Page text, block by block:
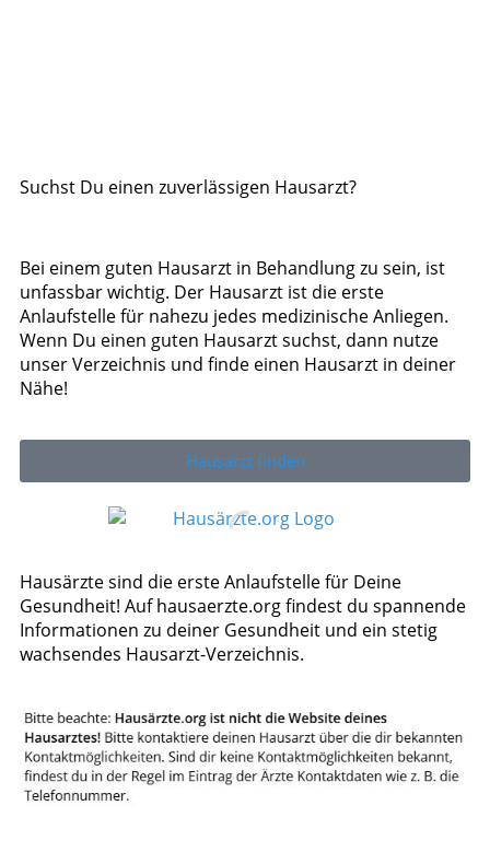
Suchst Du einen zuverlässigen Hausarzt?
Bei einem guten Hausarzt in Behandlung zu sein, ist
unfassbar wichtig. Der Hausarzt ist die erste
Anlaufstelle für nahezu jedes medizinische Anliegen.
Wenn Du einen guten Hausarzt suchst, dann nutze
unser Verzeichnis und finde einen Hausarzt in deiner
Nähe!
Hausarzt finden
Hausärzte sind die erste Anlaufstelle für Deine
Gesundheit! Auf hausaerzte.org findest du spannende
Informationen zu deiner Gesundheit und ein stetig
wachsendes Hausarzt-Verzeichnis.